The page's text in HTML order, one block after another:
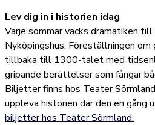
Lev dig in i historien idag
Varje sommar väcks dramatiken
Nyköpingshus. Föreställningen
tillbaka till 1300-talet med
gripande berättelser som fångar
Biljetter finns hos Teater
uppleva historien där den en gång
biljetter hos Teater Sörmland.